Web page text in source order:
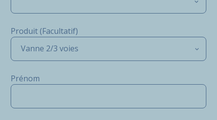
Produit (Facultatif)
Vanne 2/3 voies
Prénom